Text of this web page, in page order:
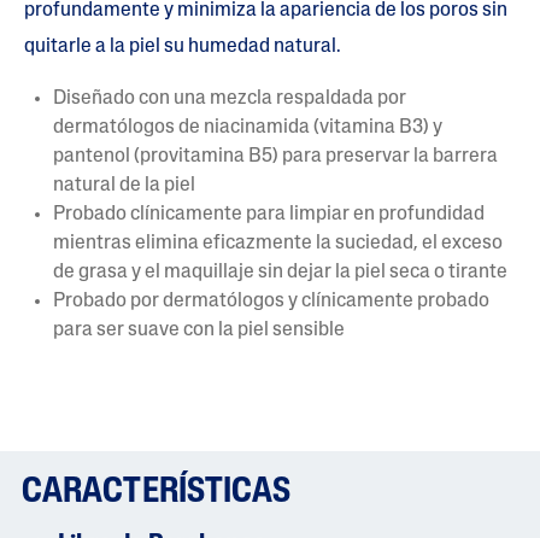
profundamente y minimiza la apariencia de los poros sin
quitarle a la piel su humedad natural.
Diseñado con una mezcla respaldada por
dermatólogos de niacinamida (vitamina B3) y
pantenol (provitamina B5) para preservar la barrera
natural de la piel
Probado clínicamente para limpiar en profundidad
mientras elimina eficazmente la suciedad, el exceso
de grasa y el maquillaje sin dejar la piel seca o tirante
Probado por dermatólogos y clínicamente probado
para ser suave con la piel sensible
CARACTERÍSTICAS